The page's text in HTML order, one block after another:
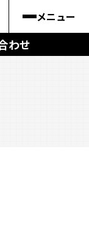
メニュー
わせ